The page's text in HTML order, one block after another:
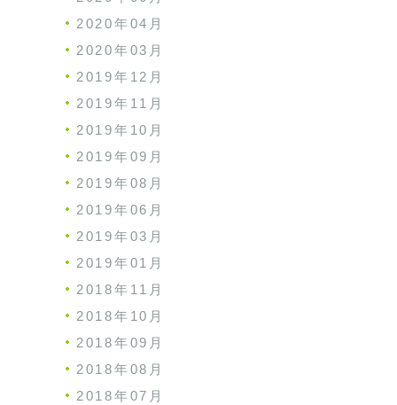
2020年04月
2020年03月
2019年12月
2019年11月
2019年10月
2019年09月
2019年08月
2019年06月
2019年03月
2019年01月
2018年11月
2018年10月
2018年09月
2018年08月
2018年07月